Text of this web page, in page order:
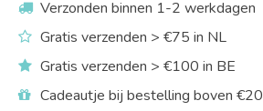
Verzonden binnen 1-2 werkdagen
Gratis verzenden > €75 in NL
Gratis verzenden > €100 in BE
Cadeautje bij bestelling boven €20